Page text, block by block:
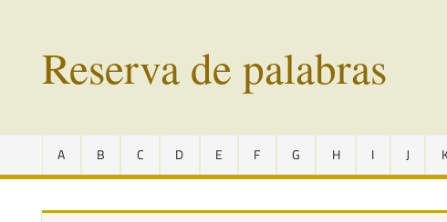
contenidoReserva de palabras
en
vías
extinción
A B C D E F G H I J